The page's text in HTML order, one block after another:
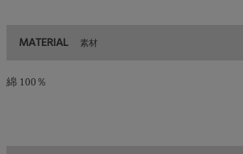
MATERIAL 素材
綿 100％